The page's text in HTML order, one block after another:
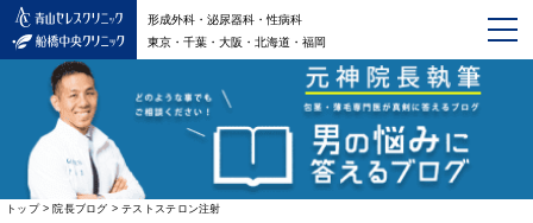
形成外科・泌尿器科・性病科
東京・千葉・大阪・北海道・福岡
トップ > 院長ブログ > テストステロン注射